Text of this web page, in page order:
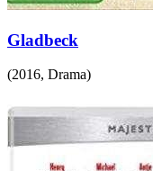
Gladbeck
(2016, Drama)